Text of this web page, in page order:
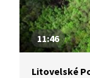
11:46
Litovelské